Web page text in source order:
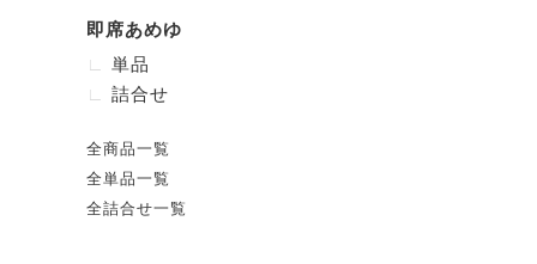
即席あめゆ
単品
詰合せ
全商品一覧
全単品一覧
全詰合せ一覧